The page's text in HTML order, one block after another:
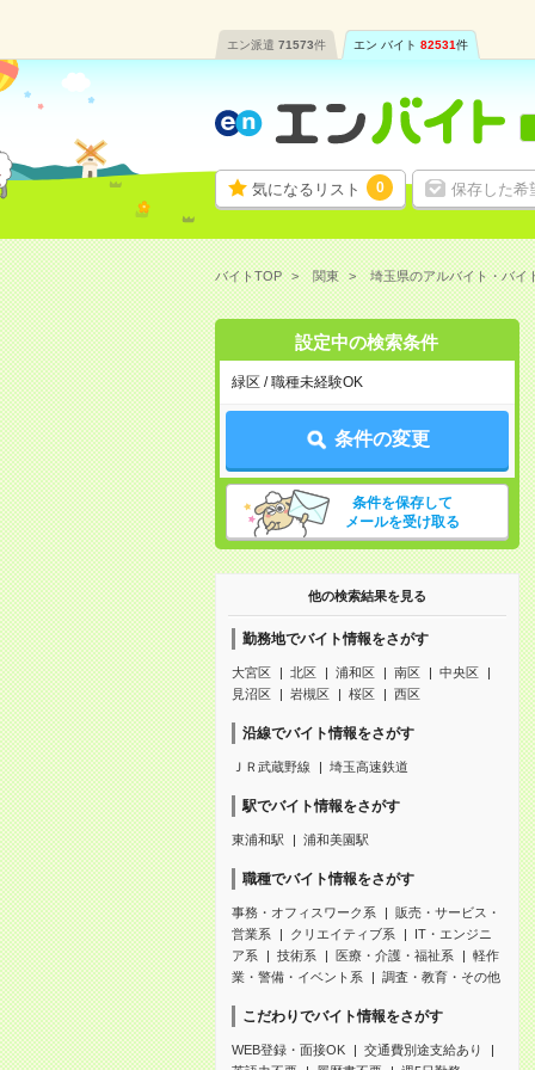
エン派遣 71573件 エン バイト 82531件
気になるリスト 0 保存した希
バイトTOP 関東 埼玉県のアルバイト・バイ
設定中の検索条件
緑区 / 職種未経験OK
条件の変更
条件を保存して
メールを受け取る
他の検索結果を見る
勤務地でバイト情報をさがす
大宮区 北区 浦和区 南区
中央区
見沼区
岩槻区 桜区 西区
沿線でバイト情報をさがす
ＪＲ武蔵野線 埼玉高速鉄道
駅でバイト情報をさがす
東浦和駅 浦和美園駅
職種でバイト情報をさがす
事務・オフィスワーク系
販売・サービス・
営業系
クリエイティブ系
IT・エンジニ
ア系
技術系 医療・介護・福祉系
軽作
業・警備・イベント系
調査・教育・その他
こだわりでバイト情報をさがす
WEB登録・面接OK
交通費別途支給あり